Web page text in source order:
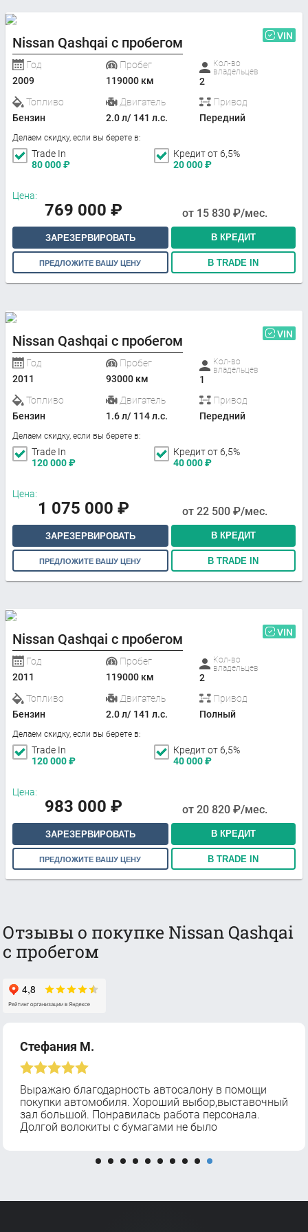
Nissan Qashqai с пробегом VIN
Год
2009
Пробег
119000 км
Кол-во
владельцев
2
Топливо
Бензин
Двигатель
2.0 л/ 141 л.с.
Привод
Передний
Делаем скидку, если вы берете в:
Trade In
80 000₽
Кредит от 6,5%
20 000₽
Цена:
769 000 ₽ от 15 830 ₽/мес.
ЗАРЕЗЕРВИРОВАТЬ В КРЕДИТ
ПРЕДЛОЖИТЕ ВАШУ ЦЕНУ В TRADE IN
Nissan Qashqai с пробегом VIN
Год
2011
Пробег
93000 км
Кол-во
владельцев
1
Топливо
Бензин
Двигатель
1.6 л/ 114 л.с.
Привод
Передний
Делаем скидку, если вы берете в:
Trade In
120 000₽
Кредит от 6,5%
40 000₽
Цена:
1 075 000 ₽ от 22 500 ₽/мес.
ЗАРЕЗЕРВИРОВАТЬ В КРЕДИТ
ПРЕДЛОЖИТЕ ВАШУ ЦЕНУ В TRADE IN
Nissan Qashqai с пробегом VIN
Год
2011
Пробег
119000 км
Кол-во
владельцев
2
Топливо
Бензин
Двигатель
2.0 л/ 141 л.с.
Привод
Полный
Делаем скидку, если вы берете в:
Trade In
120 000₽
Кредит от 6,5%
40 000₽
Цена:
983 000 ₽ от 20 820 ₽/мес.
ЗАРЕЗЕРВИРОВАТЬ В КРЕДИТ
ПРЕДЛОЖИТЕ ВАШУ ЦЕНУ В TRADE IN
Отзывы о покупке Nissan Qashqai
с пробегом
Стефания М.
Выражаю благодарность автосалону в помощи
покупки автомобиля. Хороший выбор,выставочный
зал большой. Понравилась работа персонала.
Долгой волокиты с бумагами не было